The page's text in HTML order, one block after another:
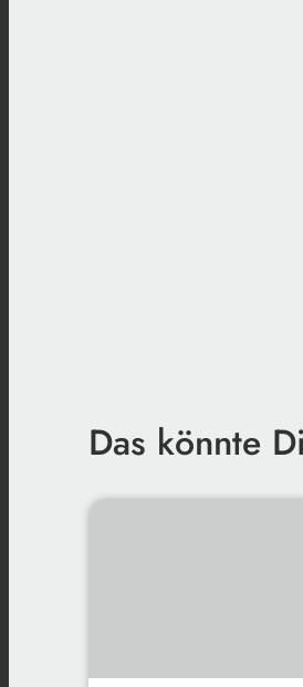
Das könnte